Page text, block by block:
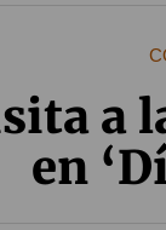
a
en